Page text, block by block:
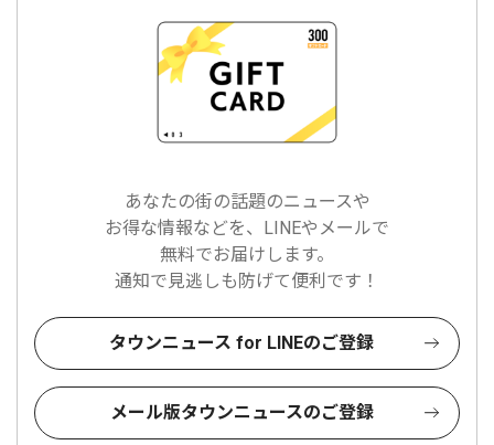
あなたの街の話題のニュースや
お得な情報などを、LINEやメールで
無料でお届けします。
通知で見逃しも防げて便利です！
タウンニュース for LINEのご登録
メール版タウンニュースのご登録